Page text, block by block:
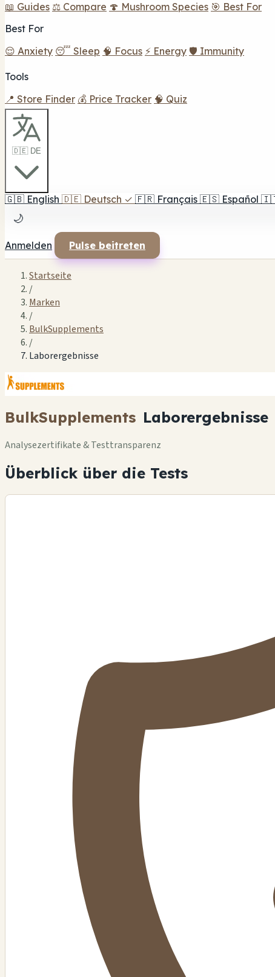
📖 Guides ⚖️ Compare 🍄 Mushroom Species 🎯 Best For
Best For
😌 Anxiety 😴 Sleep 🧠 Focus ⚡ Energy 🛡️ Immunity
Tools
📍 Store Finder 💰 Price Tracker 🧠 Quiz
🇩🇪 DE
🇬🇧 English 🇩🇪 Deutsch ✓ 🇫🇷 Français 🇪🇸 Español
🌙
Anmelden Pulse beitreten
Startseite
/
Marken
/
BulkSupplements
/
Laborergebnisse
BulkSupplements Laborergebnisse
Analysezertifikate & Testtransparenz
Überblick über die Tests